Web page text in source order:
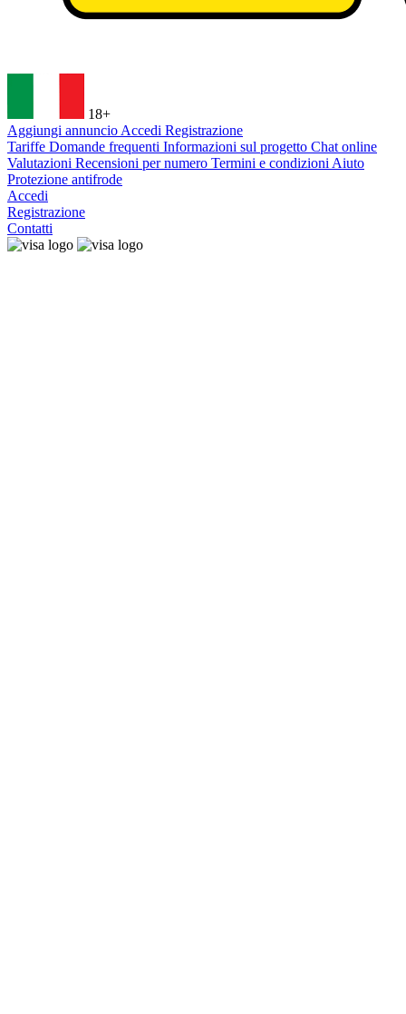
18+
Aggiungi annuncio Accedi Registrazione
Tariffe Domande frequenti Informazioni sul progetto Chat online
Valutazioni Recensioni per numero Termini e condizioni Aiuto
Protezione antifrode
Accedi
Registrazione
Contatti